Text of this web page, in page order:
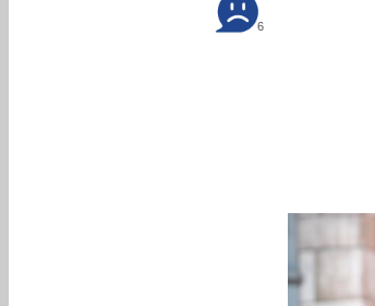
6